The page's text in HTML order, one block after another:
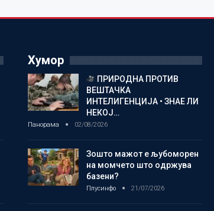
Хумор
ПРИРОДНА ПРОТИВ
ВЕШТАЧКА
ИНТЕЛИГЕНЦИЈА • ЗНАЕ ЛИ
НЕКОЈ…
Панорама 02/08/2026
Зошто мажот е љубоморен
на момчето што одржува
базени?
Плусинфо 21/07/2026